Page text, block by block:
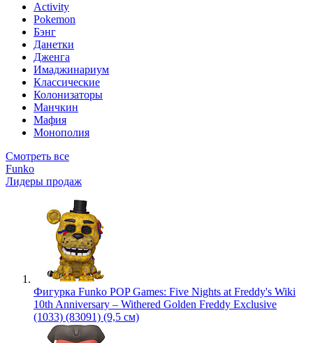
Activity
Pokemon
Бэнг
Данетки
Дженга
Имаджинариум
Классические
Колонизаторы
Манчкин
Мафия
Монополия
Смотреть все
Funko
Лидеры продаж
Фигурка Funko POP Games: Five Nights at Freddy's Wiki
10th Anniversary – Withered Golden Freddy Exclusive
(1033) (83091) (9,5 см)